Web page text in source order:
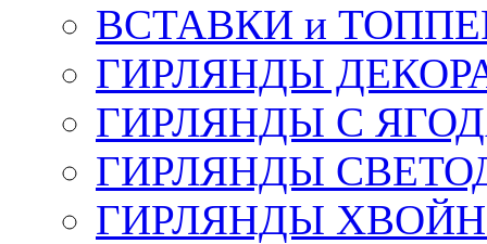
ВСТАВКИ и
ГИРЛЯНДЫ
ГИРЛЯНДЫ С
ГИРЛЯНДЫ
ГИРЛЯНДЫ